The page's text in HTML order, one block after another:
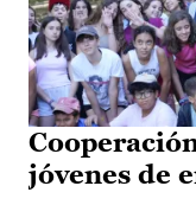
jóvenes de